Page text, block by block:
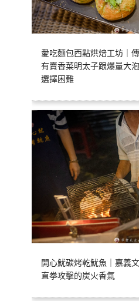
愛吃麵包西點烘焙工坊｜
有賣香菜明太子跟爆量大
選擇困難
開心魷碳烤乾魷魚｜嘉義
直拳攻擊的炭火香氣